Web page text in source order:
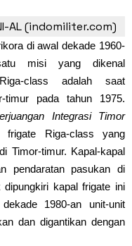
AL (indomiliter.com)
di awal dekade 1960-
misi yang dikenal
class adalah saat
timur pada tahun 1975.
Integrasi Timor
Riga-class yang
Timor-timur. Kapal-kapal
pendaratan pasukan di
kapal frigate ini
1980-an unit-unit
dan digantikan dengan